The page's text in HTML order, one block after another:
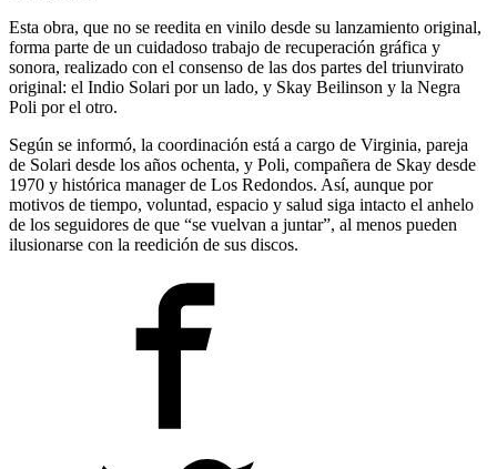
Esta obra, que no se reedita en vinilo desde su lanzamiento original,
forma parte de un cuidadoso trabajo de recuperación gráfica y
sonora, realizado con el consenso de las dos partes del triunvirato
original: el Indio Solari por un lado, y Skay Beilinson y la Negra
Poli por el otro.
Según se informó, la coordinación está a cargo de Virginia, pareja
de Solari desde los años ochenta, y Poli, compañera de Skay desde
1970 y histórica manager de Los Redondos. Así, aunque por
motivos de tiempo, voluntad, espacio y salud siga intacto el anhelo
de los seguidores de que “se vuelvan a juntar”, al menos pueden
ilusionarse con la reedición de sus discos.